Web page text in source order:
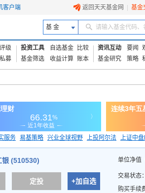
客户端 返回天天基金网 基金
基 金 请输入基金代码、
评级
私募
投资工具 自选基金
比较
基金筛选
收益计算 账本
资讯互动 要闻
基金研究
策略
服务 易基策略 兴业全球视野 上投阿尔法 上证中盘
银 (510530)
定投 +加自选
单位净值
交易状态：
购买手续